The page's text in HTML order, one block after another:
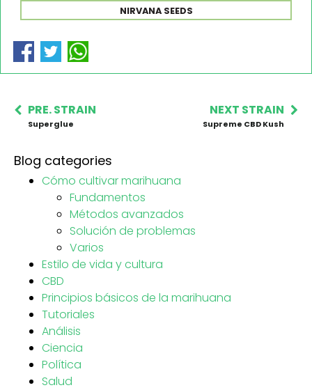
NIRVANA SEEDS
PRE. STRAIN
Superglue
NEXT STRAIN
Supreme CBD Kush
Blog categories
Cómo cultivar marihuana
Fundamentos
Métodos avanzados
Solución de problemas
Varios
Estilo de vida y cultura
CBD
Principios básicos de la marihuana
Tutoriales
Análisis
Ciencia
Política
Salud